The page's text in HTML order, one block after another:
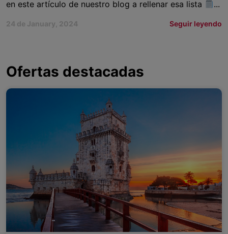
en este artículo de nuestro blog a rellenar esa lista
...
24 de January, 2024 Seguir leyendo
Ofertas destacadas